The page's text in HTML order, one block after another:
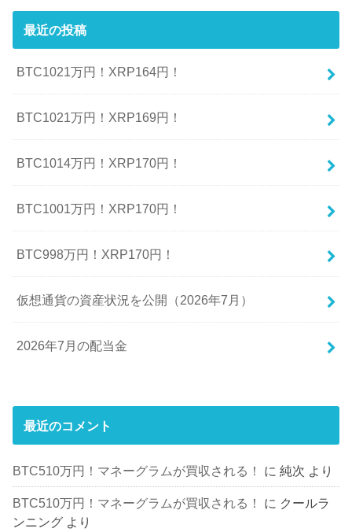
最近の投稿
BTC1021万円！XRP164円！
BTC1021万円！XRP169円！
BTC1014万円！XRP170円！
BTC1001万円！XRP170円！
BTC998万円！XRP170円！
仮想通貨の資産状況を公開（2026年7月）
2026年7月の配当金
最近のコメント
BTC510万円！マネーグラムが買収される！ に純次 より
BTC510万円！マネーグラムが買収される！ に クールラ
ンニング より